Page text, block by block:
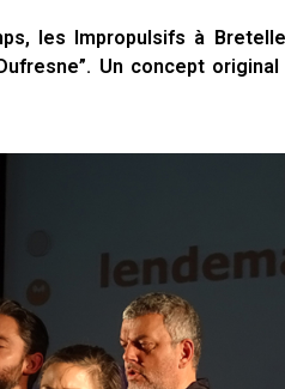
les Impropulsifs à
Un concept